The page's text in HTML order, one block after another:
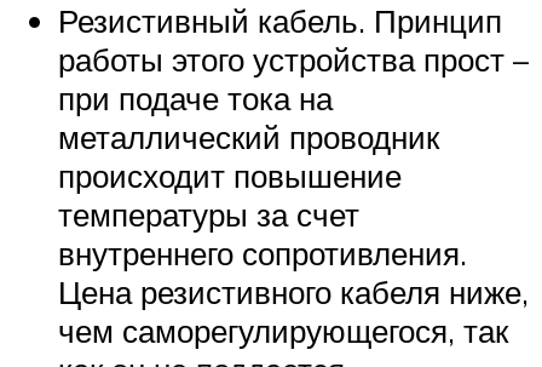
Резистивный кабель. Принцип
работы этого устройства прост –
при подаче тока на
металлический проводник
происходит повышение
температуры за счет
внутреннего сопротивления.
Цена резистивного кабеля ниже,
чем саморегулирующегося, так